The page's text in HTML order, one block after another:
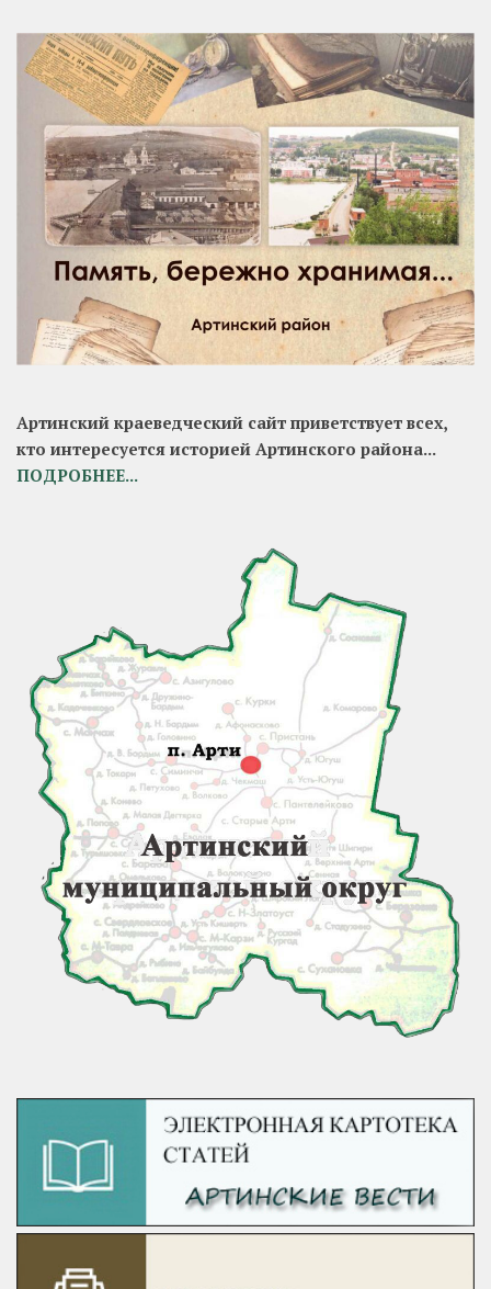
Артинский краеведческий сайт приветствует всех,
кто интересуется историей Артинского района...
ПОДРОБНЕЕ...